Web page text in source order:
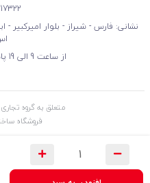
نشانی: فارس - شیراز - بلوار
از ساعت 9 الی 19 پاسخگوی شما هستیم
متعلق به گروه تجاری اس آر
فروشگاه